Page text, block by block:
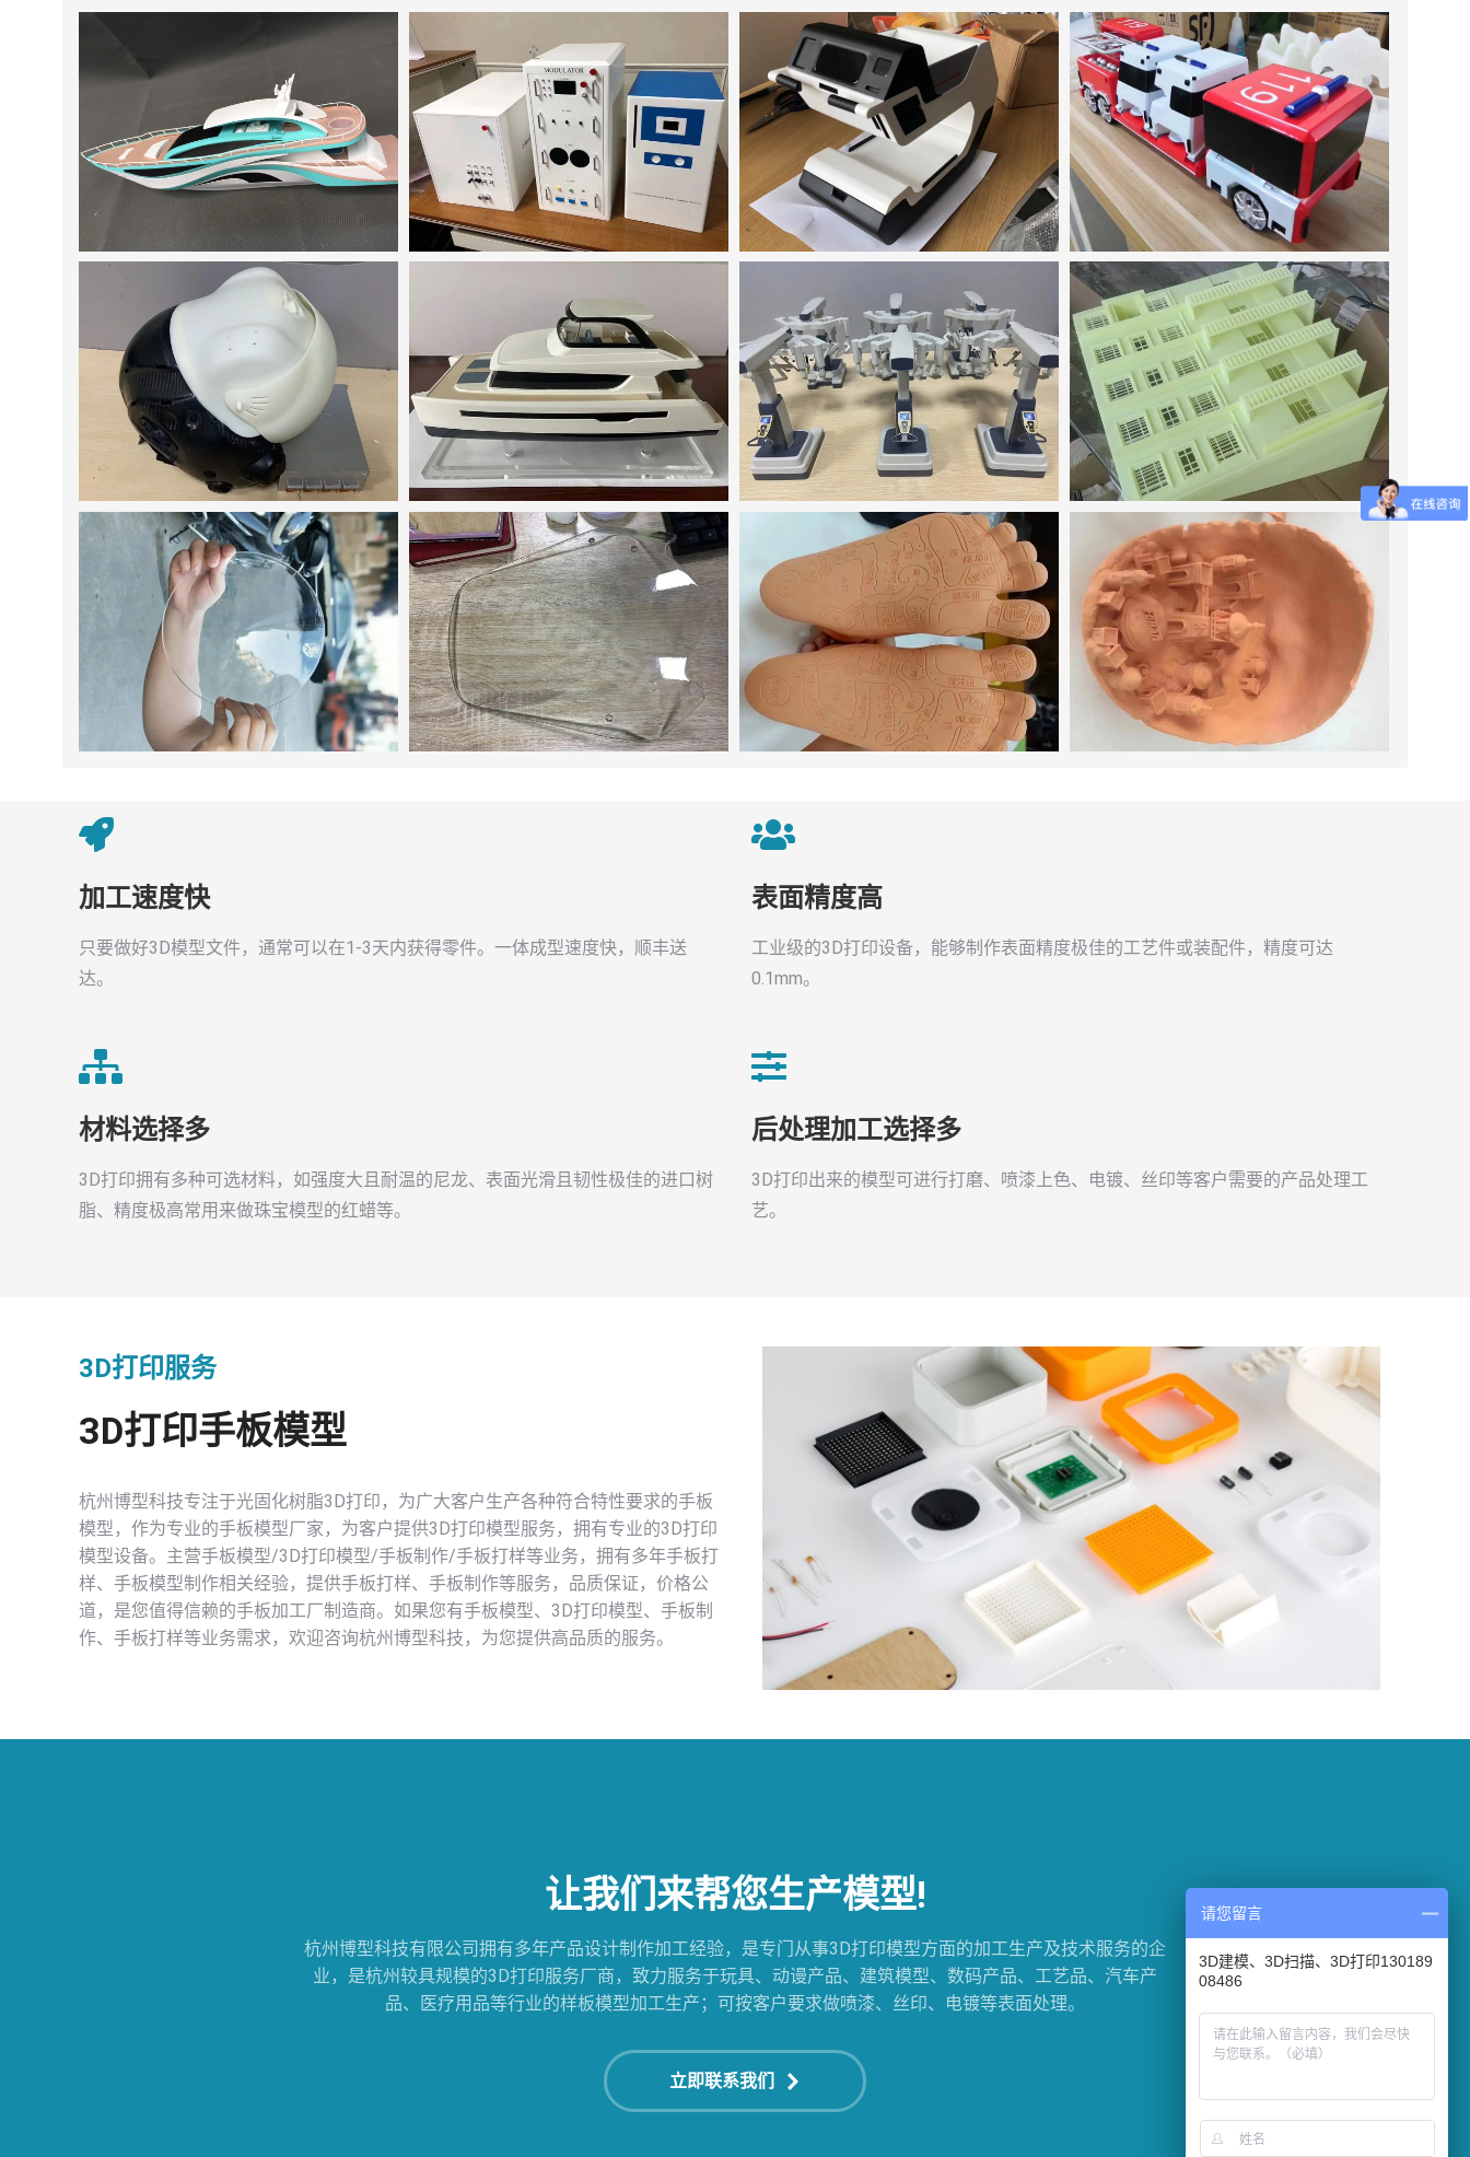
加工速度快
只要做好3D模型文件，通常可以在1-3天内获得零件。一体成型速度快，顺丰送
达。
表面精度高
工业级的3D打印设备，能够制作表面精度极佳的工艺件或装配件，精度可达
0.1mm。
材料选择多
3D打印拥有多种可选材料，如强度大且耐温的尼龙、表面光滑且韧性极佳的进口树
脂、精度极高常用来做珠宝模型的红蜡等。
后处理加工选择多
3D打印出来的模型可进行打磨、喷漆上色、电镀、丝印等客户需要的产品处理工
艺。
3D打印服务
3D打印手板模型
杭州博型科技专注于光固化树脂3D打印，为广大客户生产各种符合特性要求的手板
模型，作为专业的手板模型厂家，为客户提供3D打印模型服务，拥有专业的3D打印
模型设备。主营手板模型/3D打印模型/手板制作/手板打样等业务，拥有多年手板打
样、手板模型制作相关经验，提供手板打样、手板制作等服务，品质保证，价格公
道，是您值得信赖的手板加工厂制造商。如果您有手板模型、3D打印模型、手板制
作、手板打样等业务需求，欢迎咨询杭州博型科技，为您提供高品质的服务。
让我们来帮您生产模型!
杭州博型科技有限公司拥有多年产品设计制作加工经验，是专门从事3D打印模型方面的加工生产及技术服务的企
业，是杭州较具规模的3D打印服务厂商，致力服务于玩具、动谩产品、建筑模型、数码产品、工艺品、汽车产
品、医疗用品等行业的样板模型加工生产；可按客户要求做喷漆、丝印、电镀等表面处理。
立即联系我们
请您留言
3D建模、3D扫描、3D打印130189
08486